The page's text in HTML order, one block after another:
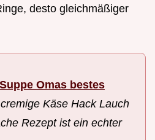
desto gleichmäßiger
Omas bestes
Käse Hack Lauch
Rezept ist ein echter